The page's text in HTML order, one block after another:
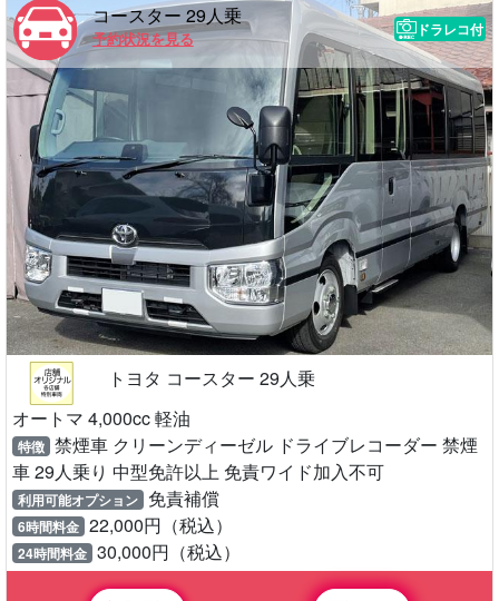
コースター 29人乗
予約状況を見る
ドラレコ付
トヨタ コースター 29人乗
オートマ 4,000cc 軽油
特徴 禁煙車 クリーンディーゼル ドライブレコーダー 禁煙
車 29人乗り 中型免許以上 免責ワイド加入不可
利用可能オプション 免責補償
6時間料金 22,000円（税込）
24時間料金 30,000円（税込）